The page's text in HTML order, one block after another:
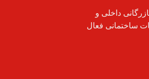
داخلی و
ساختمانی فعال